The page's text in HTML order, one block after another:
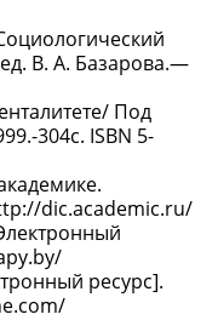
В. А. Базарова.—
Под
304с. ISBN 5-
dic.academic.ru/
ресурс].